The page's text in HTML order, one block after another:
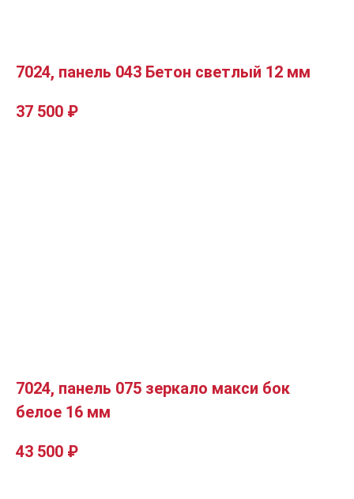
7024, панель 043 Бетон светлый 12 мм
37 500 ₽
7024, панель 075 зеркало макси бок
белое 16 мм
43 500 ₽